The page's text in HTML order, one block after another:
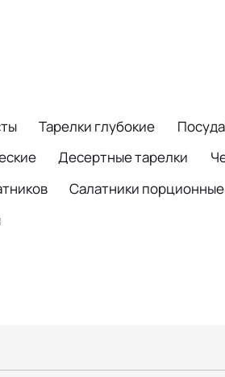
Тарелки глубокие
Десертные тарелки
Салатники порционные